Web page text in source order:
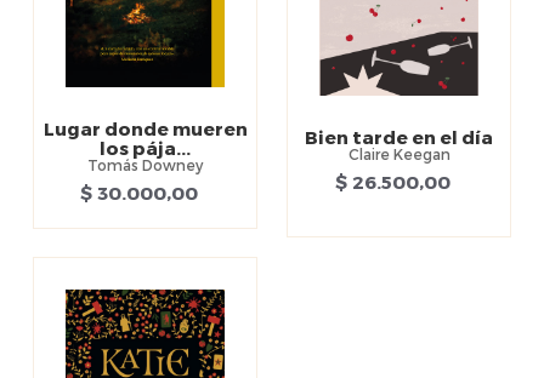
Bien tarde en el día
Claire Keegan
$ 26.500,00
Lugar donde mueren
los pája...
Tomás Downey
$ 30.000,00